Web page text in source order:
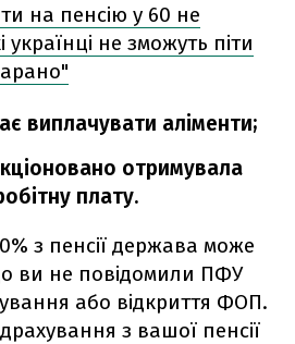
на пенсію у 60 не
не зможуть піти
виплачувати аліменти;
отримувала
плату.
з пенсії держава може
ви не повідомили ПФУ
або відкриття ФОП.
з вашої пенсії